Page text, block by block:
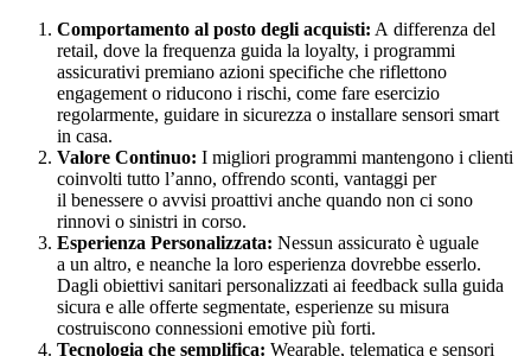
Comportamento al posto degli acquisti: A differenza del
retail, dove la frequenza guida la loyalty, i programmi
assicurativi premiano azioni specifiche che riflettono
engagement o riducono i rischi, come fare esercizio
regolarmente, guidare in sicurezza o installare sensori smart
in casa.
Valore Continuo: I migliori programmi mantengono i clienti
coinvolti tutto l’anno, offrendo sconti, vantaggi per
il benessere o avvisi proattivi anche quando non ci sono
rinnovi o sinistri in corso.
Esperienza Personalizzata: Nessun assicurato è uguale
a un altro, e neanche la loro esperienza dovrebbe esserlo.
Dagli obiettivi sanitari personalizzati ai feedback sulla guida
sicura e alle offerte segmentate, esperienze su misura
costruiscono connessioni emotive più forti.
Tecnologia che semplifica: Wearable, telematica e sensori